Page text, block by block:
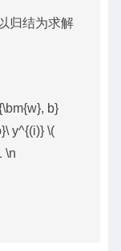
归结为求解
b}
y^{(i)} \(
\n